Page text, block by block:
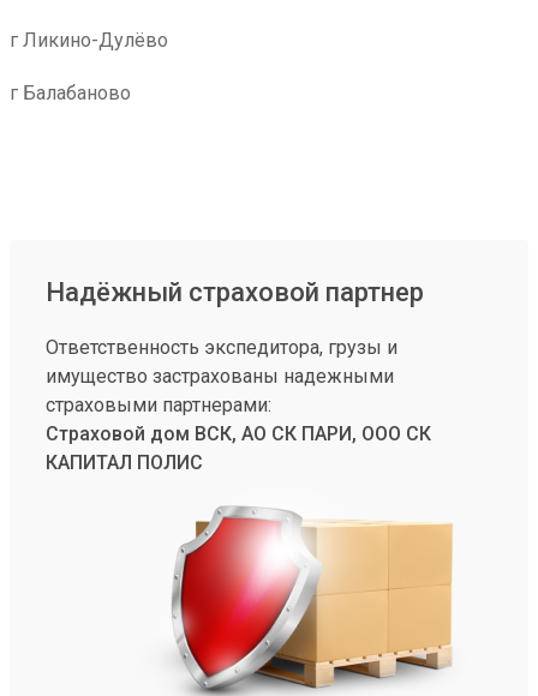
г Ликино-Дулёво
г Балабаново
Надёжный страховой партнер
Ответственность экспедитора, грузы и
имущество застрахованы надежными
страховыми партнерами:
Страховой дом ВСК, АО СК ПАРИ, ООО СК
КАПИТАЛ ПОЛИС